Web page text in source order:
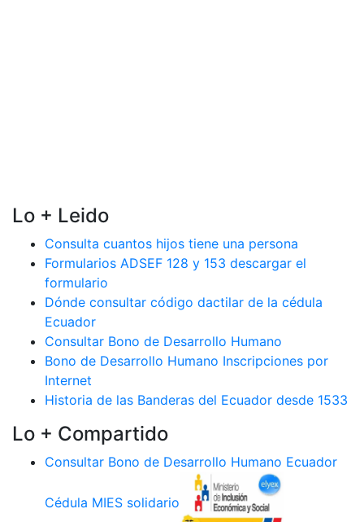
Lo + Leido
Consulta cuantos hijos tiene una persona
Formularios ADSEF 128 y 153 descargar el
formulario
Dónde consultar código dactilar de la cédula
Ecuador
Consultar Bono de Desarrollo Humano
Bono de Desarrollo Humano Inscripciones por
Internet
Historia de las Banderas del Ecuador desde 1533
Lo + Compartido
Consultar Bono de Desarrollo Humano Ecuador
Cédula MIES solidario